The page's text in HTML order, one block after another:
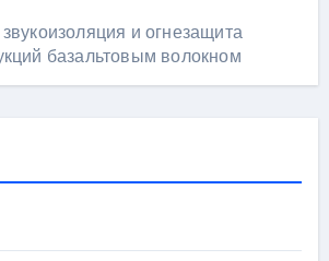
и огнезащита
базальтовым волокном